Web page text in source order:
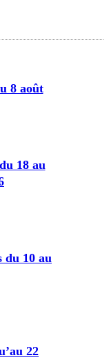
8 août
18 au
du 10 au
22